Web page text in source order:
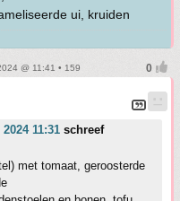
ui, kruiden
@ 11:41 • 159
11:31 schreef
met tomaat, geroosterde